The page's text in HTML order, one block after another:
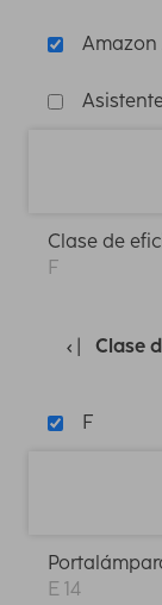
Amazon
Clase de
F
Clase
F
E 14